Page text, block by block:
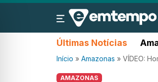
Últimas Notícias
Início » Amazonas » VÍDEO:
AMAZONAS